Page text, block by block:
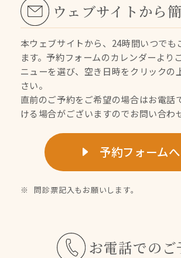
ウェブサイトから
本ウェブサイトから、24時間いつでも
ます。予約フォームのカレンダーより
ニューを選び、空き日時をクリックの
さい。
直前のご予約をご希望の場合はお電話
ける場合がございますのでお問い合わ
予約フォームへ
問診票記入もお願いします。
お電話でのご